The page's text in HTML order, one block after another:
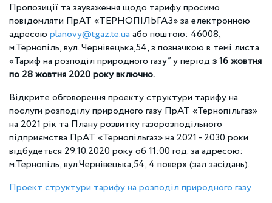
Пропозиції та зауваження щодо тарифу просимо
повідомляти ПрАТ «ТЕРНОПІЛЬГАЗ» за електронною
адресою planovy@tgaz.te.ua або поштою: 46008,
м.Тернопіль, вул. Чернівецька,54, з позначкою в темі листа
«Тариф на розподіл природного газу” у період з 16 жовтня
по 28 жовтня 2020 року включно.
Відкрите обговорення проекту структури тарифу на
послуги розподілу природного газу ПрАТ «Тернопільгаз»
на 2021 рік та Плану розвитку газорозподільного
підприємства ПрАТ «Тернопільгаз» на 2021 - 2030 роки
відбудеться 29.10.2020 року об 11:00 год. за адресою:
м.Тернопіль, вул.Чернівецька,54, 4 поверх (зал засідань).
Проект структури тарифу на розподіл природного газу